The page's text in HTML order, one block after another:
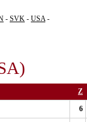
- SVK - USA-
Z
6